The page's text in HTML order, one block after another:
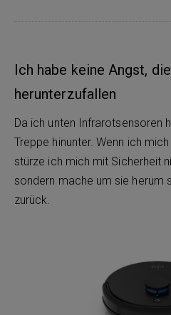
Ich habe keine Angst,
herunterzufallen
Da ich unten Infrarotsensoren
Treppe hinunter. Wenn ich
stürze ich mich mit Sicherheit
sondern mache um sie herum
zurück.